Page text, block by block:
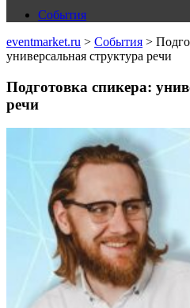
События
eventmarket.ru > События >
универсальная структура речи
Подготовка спикера:
речи